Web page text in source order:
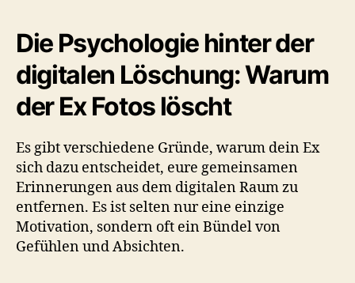
Die Psychologie hinter der
digitalen Löschung: Warum
der Ex Fotos löscht
Es gibt verschiedene Gründe, warum dein Ex
sich dazu entscheidet, eure gemeinsamen
Erinnerungen aus dem digitalen Raum zu
entfernen. Es ist selten nur eine einzige
Motivation, sondern oft ein Bündel von
Gefühlen und Absichten.